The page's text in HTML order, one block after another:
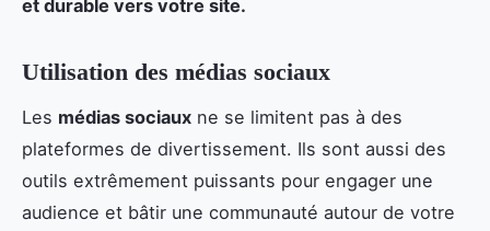
et durable vers votre site.
Utilisation des médias sociaux
Les médias sociaux ne se limitent pas à des
plateformes de divertissement. Ils sont aussi des
outils extrêmement puissants pour engager une
audience et bâtir une communauté autour de votre